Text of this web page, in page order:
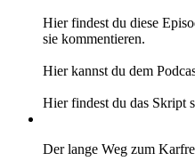
Hier findest du diese
sie kommentieren.
Hier kannst du dem
Hier findest du das Skript
Der lange Weg zum